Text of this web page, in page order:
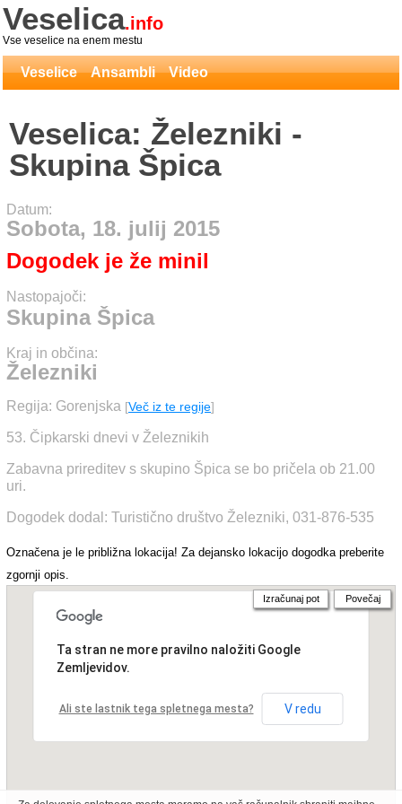
Veselica.info
Vse veselice na enem mestu
Veselice Ansambli Video
Veselica: Železniki -
Skupina Špica
Datum:
Sobota, 18. julij 2015
Dogodek je že minil
Nastopajoči:
Skupina Špica
Kraj in občina:
Železniki
Regija: Gorenjska [Več iz te regije]
53. Čipkarski dnevi v Železnikih
Zabavna prireditev s skupino Špica se bo pričela ob 21.00
uri.
Dogodek dodal: Turistično društvo Železniki, 031-876-535
Označena je le približna lokacija! Za dejansko lokacijo dogodka preberite
zgornji opis.
Ta stran ne more pravilno naložiti Google
Zemljevidov.
Ali ste lastnik tega spletnega mesta? V redu
Izračunaj pot Povečaj